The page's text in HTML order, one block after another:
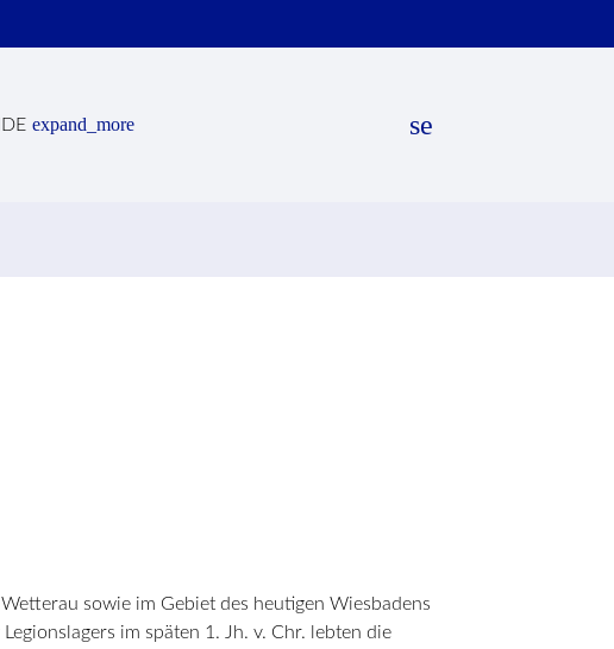
expand_more search
sowie im Gebiet des heutigen Wiesbadens
im späten 1. Jh. v. Chr. lebten die